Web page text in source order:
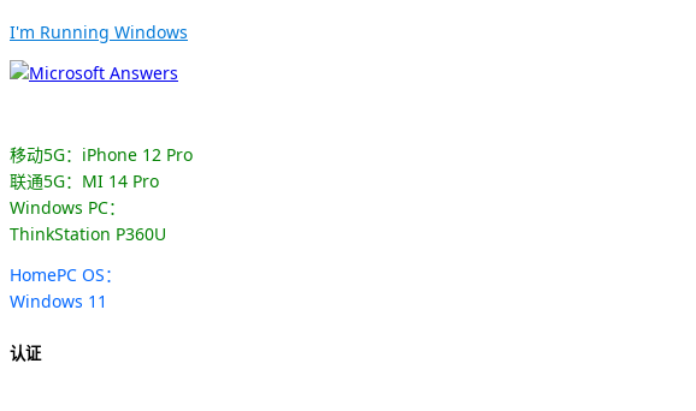
I'm Running Windows
移动5G：iPhone 12 Pro
联通5G：MI 14 Pro
Windows PC：
ThinkStation P360U
HomePC OS：
Windows 11
认证